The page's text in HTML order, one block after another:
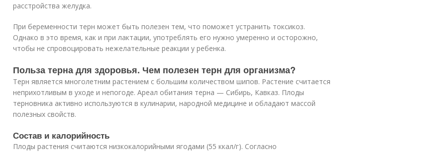
расстройства желудка.
При беременности терн может быть полезен тем, что поможет устранить токсикоз.
Однако в это время, как и при лактации, употреблять его нужно умеренно и осторожно,
чтобы не спровоцировать нежелательные реакции у ребенка.
Польза терна для здоровья. Чем полезен терн для организма?
Терн является многолетним растением с большим количеством шипов. Растение считается
неприхотливым в уходе и непогоде. Ареал обитания терна — Сибирь, Кавказ. Плоды
терновника активно используются в кулинарии, народной медицине и обладают массой
полезных свойств.
Состав и калорийность
Плоды растения считаются низкокалорийными ягодами (55 ккал/г). Согласно